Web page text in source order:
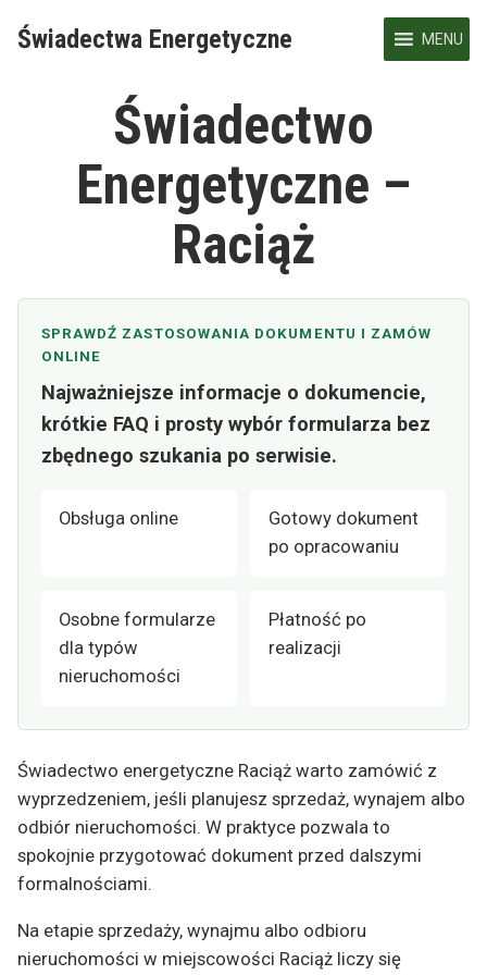
Świadectwa Energetyczne MENU
Świadectwo
Energetyczne –
Raciąż
SPRAWDŹ ZASTOSOWANIA DOKUMENTU I ZAMÓW
ONLINE
Najważniejsze informacje o dokumencie,
krótkie FAQ i prosty wybór formularza bez
zbędnego szukania po serwisie.
Obsługa online
Gotowy dokument
po opracowaniu
Osobne formularze
dla typów
nieruchomości
Płatność po
realizacji
Świadectwo energetyczne Raciąż warto zamówić z
wyprzedzeniem, jeśli planujesz sprzedaż, wynajem albo
odbiór nieruchomości. W praktyce pozwala to
spokojnie przygotować dokument przed dalszymi
formalnościami.
Na etapie sprzedaży, wynajmu albo odbioru
nieruchomości w miejscowości Raciąż liczy się